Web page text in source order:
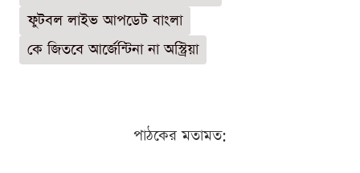
ফুটবল লাইভ আপডেট বাংলা
কে জিতবে আর্জেন্টিনা না অস্ট্রিয়া
পাঠকের মতামত: